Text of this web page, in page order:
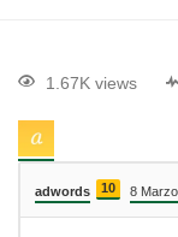
1.67K views
adwords 10 8